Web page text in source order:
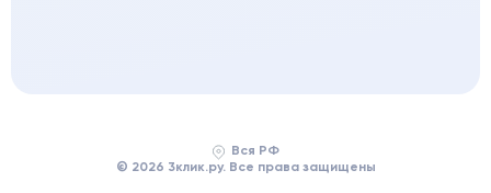
Вся РФ
© 2026 3клик.ру. Все права защищены